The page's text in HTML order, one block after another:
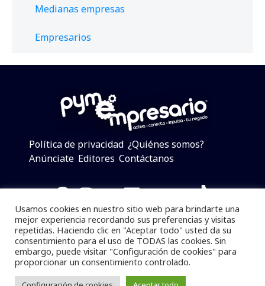
Medianas empresas
Empresarios
Política de privacidad ¿Quiénes somos?
Anúnciate Editores Contáctanos
Facebook
Instagram
Twitter
LinkedIn
Telegram
YouTube
TikTok
Pymempresario © 2025 Todos los derechos reservados.
Se prohibe el uso de la información total o parcial sin
dar referencia a la fuente.
Usamos cookies en nuestro sitio web para brindarte una
mejor experiencia recordando sus preferencias y visitas
repetidas. Haciendo clic en "Aceptar todo" usted da su
consentimiento para el uso de TODAS las cookies. Sin
embargo, puede visitar "Configuración de cookies" para
proporcionar un consentimiento controlado.